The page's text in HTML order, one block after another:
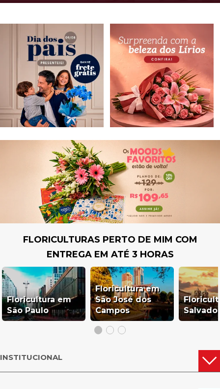
FLORICULTURAS PERTO DE MIM COM
ENTREGA EM ATÉ 3 HORAS
Floricultura em
São Paulo
Floricultura em
São José dos
Campos
INSTITUCIONAL